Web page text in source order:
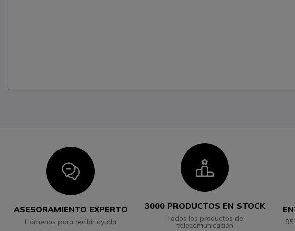
Icon
ASESORAMIENTO EXPERTO
Llámenos para recibir ayuda
Icon
3000 PRODUCTOS EN STOCK
Todos los productos de
telecomunicación